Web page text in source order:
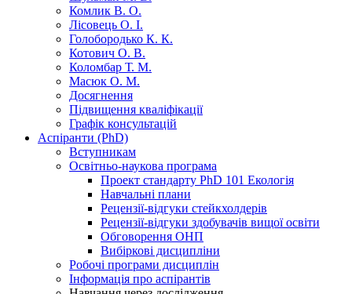
Комлик В. О.
Лісовець О. І.
Голобородько К. К.
Котович О. В.
Коломбар Т. М.
Масюк О. М.
Досягнення
Підвищення кваліфікації
Графік консультацій
Аспіранти (PhD)
Вступникам
Освітньо-наукова програма
Проект стандарту PhD 101 Екологія
Навчальні плани
Рецензії-відгуки стейкхолдерів
Рецензії-відгуки здобувачів вищої освіти
Обговорення ОНП
Вибіркові дисципліни
Робочі програми дисциплін
Інформація про аспірантів